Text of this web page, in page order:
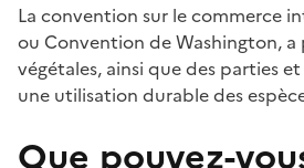
La convention sur le commerce
ou Convention de Washington,
végétales, ainsi que des parties
une utilisation durable des
Que pouvez-